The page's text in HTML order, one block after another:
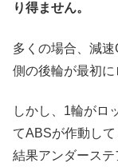
り得ません。
多くの場合、減
側の後輪が最初に
しかし、1輪がロ
てABSが作動し
結果アンダーステ